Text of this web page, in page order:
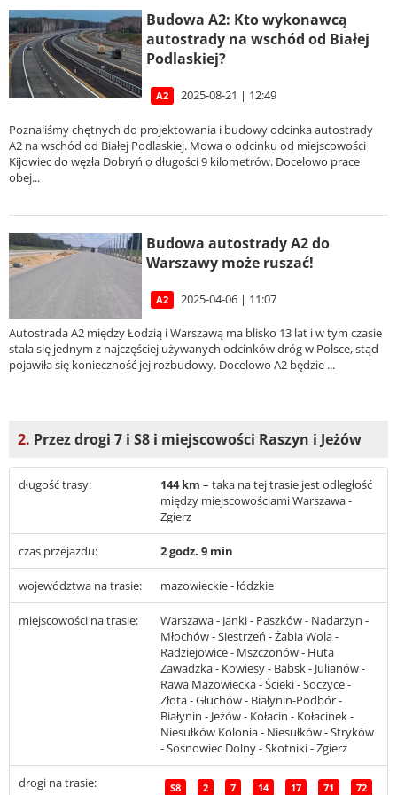
Budowa A2: Kto wykonawcą
autostrady na wschód od Białej
Podlaskiej?
A2 2025-08-21 | 12:49
Poznaliśmy chętnych do projektowania i budowy odcinka autostrady
A2 na wschód od Białej Podlaskiej. Mowa o odcinku od miejscowości
Kijowiec do węzła Dobryń o długości 9 kilometrów. Docelowo prace
obej...
Budowa autostrady A2 do
Warszawy może ruszać!
A2 2025-04-06 | 11:07
Autostrada A2 między Łodzią i Warszawą ma blisko 13 lat i w tym czasie
stała się jednym z najczęściej używanych odcinków dróg w Polsce, stąd
pojawiła się konieczność jej rozbudowy. Docelowo A2 będzie ...
2. Przez drogi 7 i S8 i miejscowości Raszyn i Jeżów
długość trasy: 144 km – taka na tej trasie jest odległość
między miejscowościami Warszawa -
Zgierz
czas przejazdu: 2 godz. 9 min
województwa na trasie: mazowieckie - łódzkie
miejscowości na trasie:
Warszawa - Janki - Paszków - Nadarzyn -
Młochów - Siestrzeń - Żabia Wola -
Radziejowice - Mszczonów - Huta
Zawadzka - Kowiesy - Babsk - Julianów -
Rawa Mazowiecka - Ścieki - Soczyce -
Złota - Głuchów - Białynin-Podbór -
Białynin - Jeżów - Kołacin - Kołacinek -
Niesułków Kolonia - Niesułków - Stryków
- Sosnowiec Dolny - Skotniki - Zgierz
drogi na trasie: S8 2 7 14 17 71 72